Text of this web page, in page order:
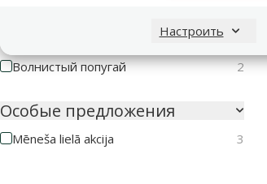
Настроить
1
Волнистый попугай
2
Особые предложения
Mēneša lielā akcija 3